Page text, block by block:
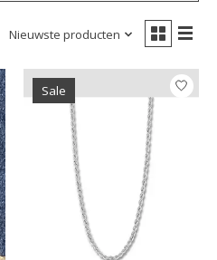
Nieuwste producten
Sale